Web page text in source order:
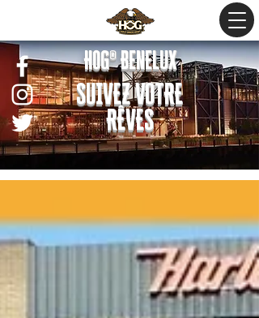
HOG® Benelux
SUIVEZ VOTRE
RÊVES